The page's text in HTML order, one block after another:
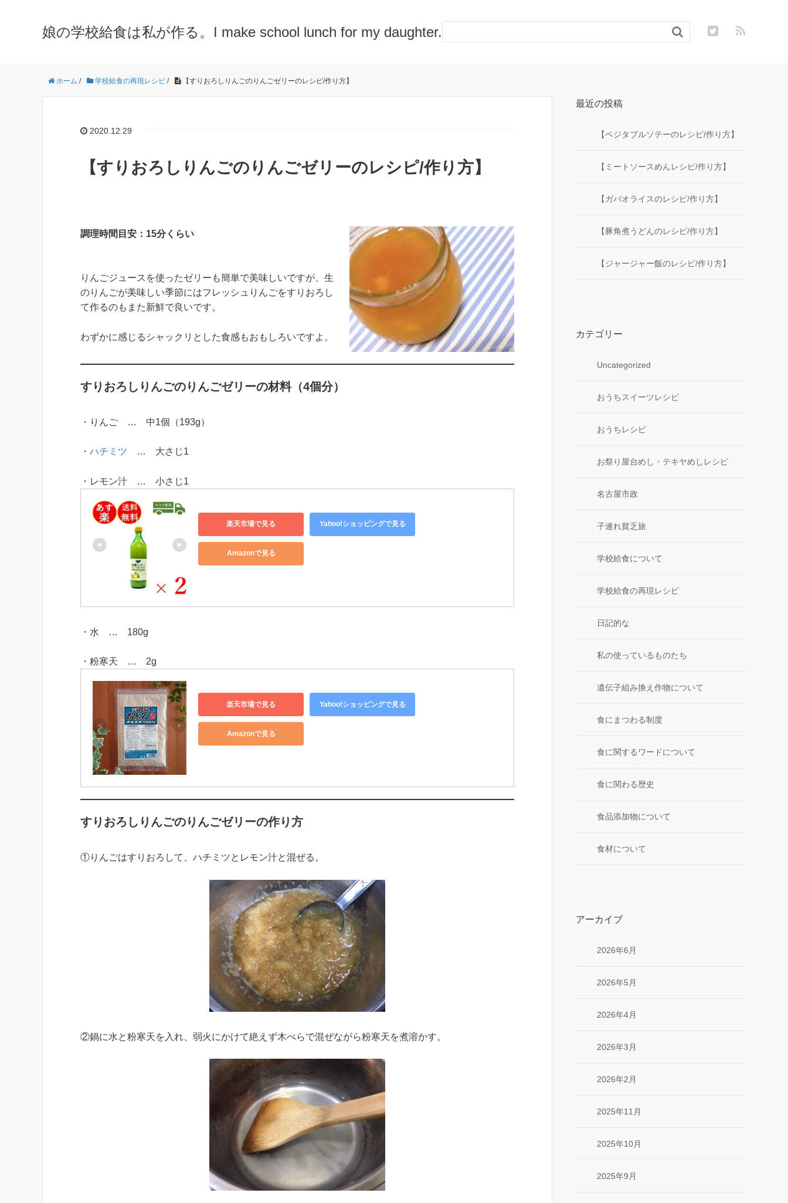
娘の学校給食は私が作る。I make school lunch for my daughter. 
ホーム / 学校給食の再現レシピ / 【すりおろしりんごのりんごゼリーのレシピ/作り方】
2020.12.29
【すりおろしりんごのりんごゼリーのレシピ/作り方】
調理時間目安：15分くらい
りんごジュースを使ったゼリーも簡単で美味しいですが、生
のりんごが美味しい季節にはフレッシュりんごをすりおろし
て作るのもまた新鮮で良いです。
わずかに感じるシャックリとした食感もおもしろいですよ。
すりおろしりんごのりんごゼリーの材料（4個分）
・りんご … 中1個（193g）
・ ハチミツ … 大さじ1
・レモン汁 … 小さじ1
楽天市場で見る Yahoo!ショッピングで見る
Amazonで見る
・水 … 180g
・粉寒天 … 2g
楽天市場で見る Yahoo!ショッピングで見る
Amazonで見る
すりおろしりんごのりんごゼリーの作り方
①りんごはすりおろして、ハチミツとレモン汁と混ぜる。
②鍋に水と粉寒天を入れ、弱火にかけて絶えず木べらで混ぜながら粉寒天を煮溶かす。
最近の投稿
【ベジタブルソテーのレシピ/作り方】
【ミートソースめんレシピ/作り方】
【ガパオライスのレシピ/作り方】
【豚角煮うどんのレシピ/作り方】
【ジャージャー飯のレシピ/作り方】
カテゴリー
Uncategorized
おうちスイーツレシピ
おうちレシピ
お祭り屋台めし・テキヤめしレシピ
名古屋市政
子連れ貧乏旅
学校給食について
学校給食の再現レシピ
日記的な
私の使っているものたち
遺伝子組み換え作物について
食にまつわる制度
食に関するワードについて
食に関わる歴史
食品添加物について
食材について
アーカイブ
2026年6月
2026年5月
2026年4月
2026年3月
2026年2月
2025年11月
2025年10月
2025年9月